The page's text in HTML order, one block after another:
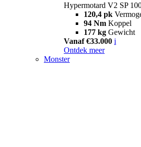
Hypermotard V2 SP
120,4 pk
94 Nm Koppel
177 kg Gewicht
Vanaf €33.000 i
Ontdek meer
Monster